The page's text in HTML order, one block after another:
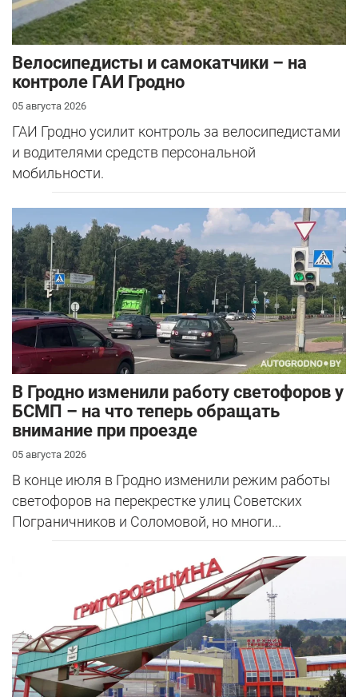
Велосипедисты и самокатчики – на
контроле ГАИ Гродно
05 августа 2026
ГАИ Гродно усилит контроль за велосипедистами
и водителями средств персональной
мобильности.
В Гродно изменили работу светофоров у
БСМП – на что теперь обращать
внимание при проезде
05 августа 2026
В конце июля в Гродно изменили режим работы
светофоров на перекрестке улиц Советских
Пограничников и Соломовой, но многи...